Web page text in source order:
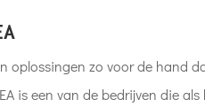
oplossingen zo voor de hand
is een van de bedrijven die